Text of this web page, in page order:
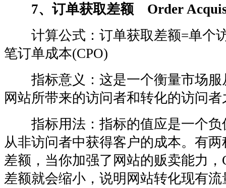
7、订单获取差额 Order
计算公式：订单获取差额=单个
笔订单成本(CPO)
指标意义：这是一个衡量市场服
网站所带来的访问者和转化的访问
指标用法：指标的值应是一个负
从非访问者中获得客户的成本。有
差额，当你加强了网站的贩卖能力
差额就会缩小，说明网站转化现有